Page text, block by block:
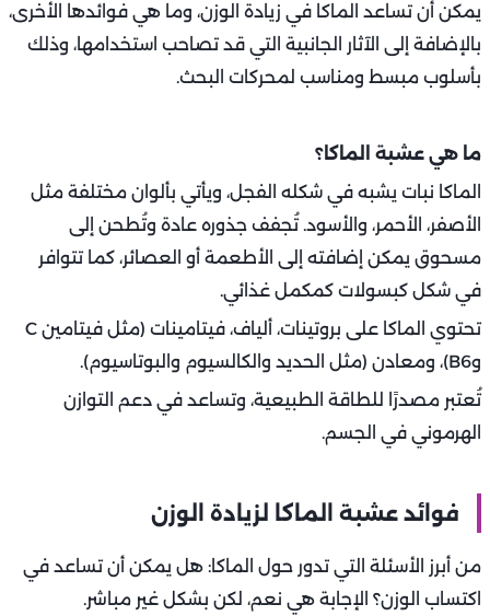
يمكن أن تساعد الماكا في زيادة الوزن، وما هي فوائدها الأخرى،
بالإضافة إلى الآثار الجانبية التي قد تصاحب استخدامها، وذلك
بأسلوب مبسط ومناسب لمحركات البحث.
ما هي عشبة الماكا؟
الماكا نبات يشبه في شكله الفجل، ويأتي بألوان مختلفة مثل
الأصفر، الأحمر، والأسود. تُجفف جذوره عادة وتُطحن إلى
مسحوق يمكن إضافته إلى الأطعمة أو العصائر، كما تتوافر
في شكل كبسولات كمكمل غذائي.
تحتوي الماكا على بروتينات، ألياف، فيتامينات (مثل فيتامين C
وB6)، ومعادن (مثل الحديد والكالسيوم والبوتاسيوم).
تُعتبر مصدرًا للطاقة الطبيعية، وتساعد في دعم التوازن
الهرموني في الجسم.
فوائد عشبة الماكا لزيادة الوزن
من أبرز الأسئلة التي تدور حول الماكا: هل يمكن أن تساعد في
اكتساب الوزن؟ الإجابة هي نعم، لكن بشكل غير مباشر.